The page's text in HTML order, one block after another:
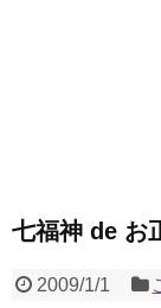
七福神 de お
2009/1/1